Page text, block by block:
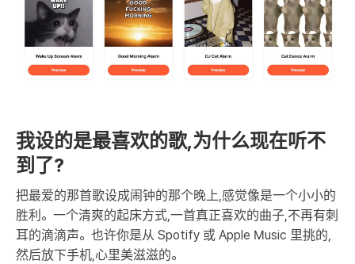
我设的是最喜欢的歌,为什么现在听不
到了?
把最爱的那首歌设成闹钟的那个晚上,感觉像是一个小小的
胜利。一个清爽的起床方式,一首真正喜欢的曲子,不再有刺
耳的滴滴声。也许你是从 Spotify 或 Apple Music 里挑的,
然后放下手机,心里美滋滋的。